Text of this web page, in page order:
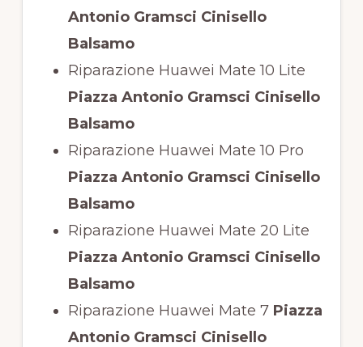
Antonio Gramsci Cinisello
Balsamo
Riparazione Huawei Mate 10 Lite
Piazza Antonio Gramsci Cinisello
Balsamo
Riparazione Huawei Mate 10 Pro
Piazza Antonio Gramsci Cinisello
Balsamo
Riparazione Huawei Mate 20 Lite
Piazza Antonio Gramsci Cinisello
Balsamo
Riparazione Huawei Mate 7Piazza
Antonio Gramsci Cinisello